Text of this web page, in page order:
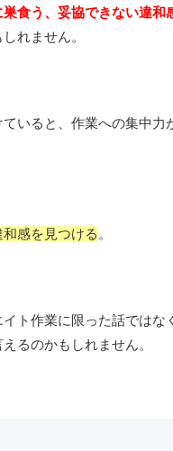
食う、妥協できない違和
れません。
いると、作業への集中力
感を見つける 。
ト作業に限った話ではな
るのかもしれません。